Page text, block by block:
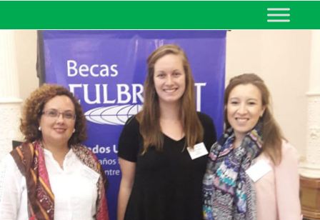
MINISTERIO DE EDUCACIÓN
DE CORRIENTES